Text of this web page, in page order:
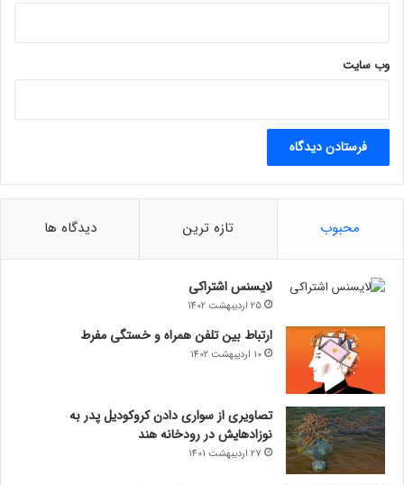
ا
ی
د
!
وب‌ سایت
محبوب تازه ترین دیدگاه ها
لایسنس اشتراکی
25 اردیبهشت 1402
ارتباط بین تلفن همراه و خستگی مفرط
10 اردیبهشت 1402
تصاویری از سواری دادن کروکودیل پدر به
نوزادهایش در رودخانه هند
27 اردیبهشت 1401